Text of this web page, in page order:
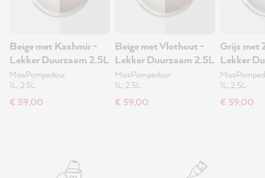
Beige met Kashmir -
Lekker Duurzaam 2.5L
MissPompadour
1L, 2.5L
€ 59,00
Beige met Vlothout -
Lekker Duurzaam 2.5L
MissPompadour
1L, 2.5L
€ 59,00
Grijs met
Lekker
1L, 2.5L
€ 59,00